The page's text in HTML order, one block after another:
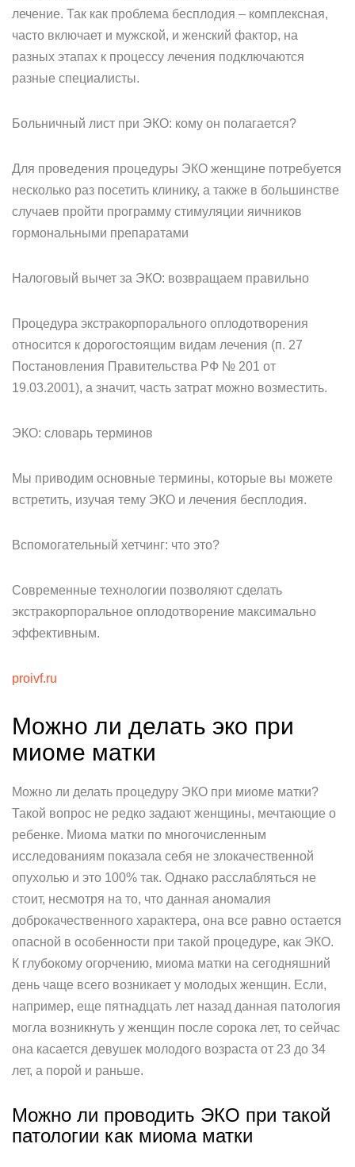
лечение. Так как проблема бесплодия – комплексная,
часто включает и мужской, и женский фактор, на
разных этапах к процессу лечения подключаются
разные специалисты.
Больничный лист при ЭКО: кому он полагается?
Для проведения процедуры ЭКО женщине потребуется
несколько раз посетить клинику, а также в большинстве
случаев пройти программу стимуляции яичников
гормональными препаратами
Налоговый вычет за ЭКО: возвращаем правильно
Процедура экстракорпорального оплодотворения
относится к дорогостоящим видам лечения (п. 27
Постановления Правительства РФ № 201 от
19.03.2001), а значит, часть затрат можно возместить.
ЭКО: словарь терминов
Мы приводим основные термины, которые вы можете
встретить, изучая тему ЭКО и лечения бесплодия.
Вспомогательный хетчинг: что это?
Современные технологии позволяют сделать
экстракорпоральное оплодотворение максимально
эффективным.
proivf.ru
Можно ли делать эко при
миоме матки
Можно ли делать процедуру ЭКО при миоме матки?
Такой вопрос не редко задают женщины, мечтающие о
ребенке. Миома матки по многочисленным
исследованиям показала себя не злокачественной
опухолью и это 100% так. Однако расслабляться не
стоит, несмотря на то, что данная аномалия
доброкачественного характера, она все равно остается
опасной в особенности при такой процедуре, как ЭКО.
К глубокому огорчению, миома матки на сегодняшний
день чаще всего возникает у молодых женщин. Если,
например, еще пятнадцать лет назад данная патология
могла возникнуть у женщин после сорока лет, то сейчас
она касается девушек молодого возраста от 23 до 34
лет, а порой и раньше.
Можно ли проводить ЭКО при такой
патологии как миома матки